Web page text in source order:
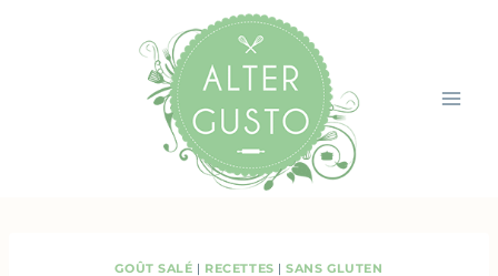
GOÛT SALÉ | RECETTES |SANS GLUTEN